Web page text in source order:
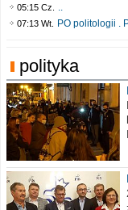
05:15 Cz. ..
07:13 Wt. PO politologii .
polityka